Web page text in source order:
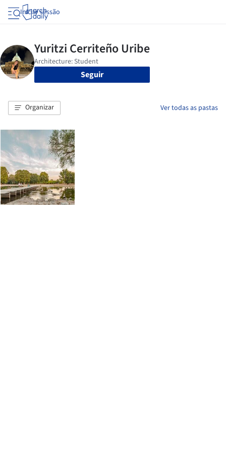
Iniciar sessão
Seguir
Organizar Ver todas as pastas